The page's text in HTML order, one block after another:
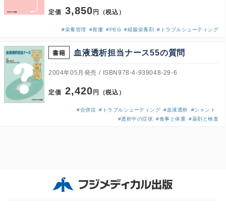
定価 3,850 円（税込）
#栄養管理 #胃瘻 #PEG #経腸栄養剤 #トラブルシューティング
書籍 血液透析担当ナース55の質問
2004年05月発売 ISBN978-4-939048-29-6
定価 2,420 円（税込）
#合併症 #トラブルシューティング #血液透析
#シャント
#透析中の症状 #食事と体重 #薬剤と検査